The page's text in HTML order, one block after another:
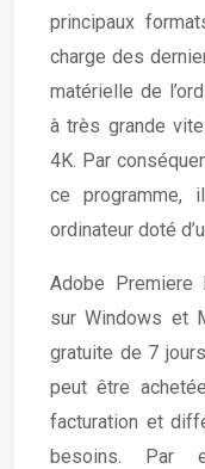
principaux
charge des
matérielle de
à très grande
4K. Par
ce programme,
ordinateur doté
Adobe Premiere
sur Windows et
gratuite de 7
peut être
facturation et
besoins. Par